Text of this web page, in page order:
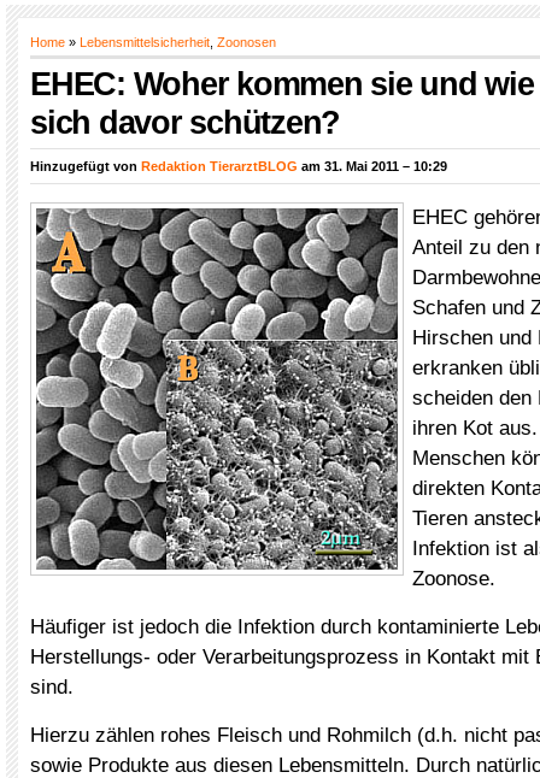
Home » Lebensmittelsicherheit Zoonosen
EHEC: Woher kommen sie und
sich davor schützen?
Hinzugefügt von Redaktion TierarztBLOG am 31. Mai 2011 – 10:29
EHEC
Anteil zu den
Schafen und
Hirschen und
erkranken
scheiden den
ihren Kot aus.
Menschen
direkten
Tieren
Infektion ist
Zoonose.
Häufiger ist jedoch die Infektion durch kontaminierte
Herstellungs- oder Verarbeitungsprozess in Kontakt mit
sind.
Hierzu zählen rohes Fleisch und Rohmilch (d.h. nicht
sowie Produkte aus diesen Lebensmitteln. Durch